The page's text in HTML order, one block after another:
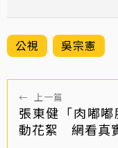
公視 吳宗憲
← 上一篇
張東健「肉嘟
動花絮 網看真